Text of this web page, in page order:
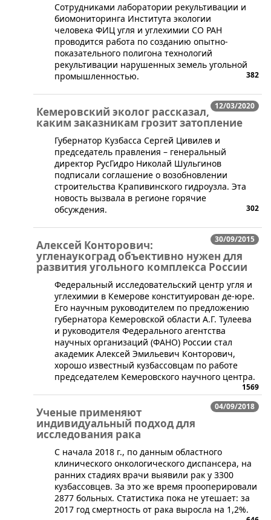
​Сотрудниками лаборатории рекультивации и
биомониторинга Института экологии
человека ФИЦ угля и углехимии СО РАН
проводится работа по созданию опытно-
показательного полигона технологий
рекультивации нарушенных земель угольной
промышленностью.
382
12/03/2020
Кемеровский эколог рассказал,
каким заказникам грозит затопление
​Губернатор Кузбасса Сергей Цивилев и
председатель правления – генеральный
директор РусГидро Николай Шульгинов
подписали соглашение о возобновлении
строительства Крапивинского гидроузла. Эта
новость вызвала в регионе горячие
обсуждения.
302
30/09/2015
Алексей Конторович:
угленаукоград объективно нужен для
развития угольного комплекса России
​Федеральный исследовательский центр угля и
углехимии в Кемерове конституирован де-юре.
Его научным руководителем по предложению
губернатора Кемеровской области А.Г. Тулеева
и руководителя Федерального агентства
научных организаций (ФАНО) России стал
академик Алексей Эмильевич Конторович,
хорошо известный кузбассовцам по работе
председателем Кемеровского научного центра.
1569
04/09/2018
Ученые применяют
индивидуальный подход для
исследования рака
​С начала 2018 г., по данным областного
клинического онкологического диспансера, на
ранних стадиях врачи выявили рак у 3300
кузбассовцев. За это же время прооперировали
2877 больных. Статистика пока не утешает: за
2017 год смертность от рака выросла на 1,2%.